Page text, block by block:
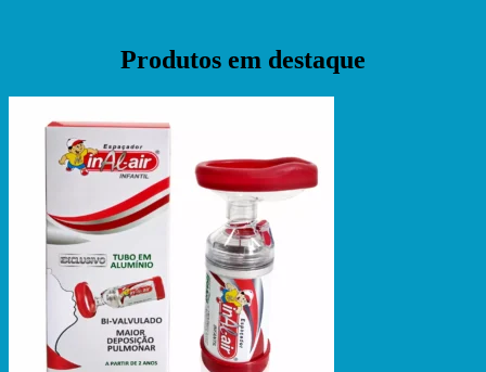
Produtos em destaque